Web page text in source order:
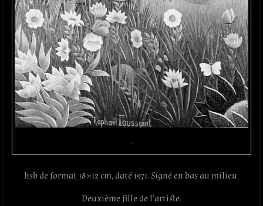
.
hsb de format 18×12 cm, daté 1971. Signé en bas au milieu.
Deuxième fille de l’artiste.